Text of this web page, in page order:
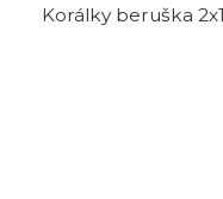
Korálky beruška